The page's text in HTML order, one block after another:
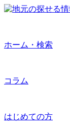
ホーム・検索
コラム
はじめての方